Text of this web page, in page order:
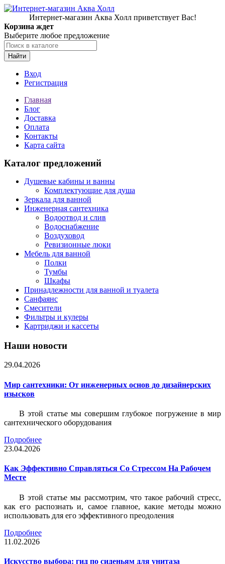
Интернет-магазин Аква Холл приветствует Вас!
Корзина ждет
Выберите любое предложение
Найти
Вход
Регистрация
Главная
Блог
Доставка
Оплата
Контакты
Карта сайта
Каталог предложений
Душевые кабины и ванны
Комплектующие для душа
Зеркала для ванной
Инженерная сантехника
Водоотвод и слив
Водоснабжение
Воздуховод
Ревизионные люки
Мебель для ванной
Полки
Тумбы
Шкафы
Принадлежности для ванной и туалета
Санфаянс
Смесители
Фильтры и кулеры
Картриджи и кассеты
Наши новости
29.04.2026
Мир сантехники: От инженерных основ до дизайнерских
изысков
В этой статье мы совершим глубокое погружение в мир
сантехнического оборудования
Подробнее
23.04.2026
Как Эффективно Справляться Со Стрессом На Рабочем
Месте
В этой статье мы рассмотрим, что такое рабочий стресс,
как его распознать и, самое главное, какие методы можно
использовать для его эффективного преодоления
Подробнее
11.02.2026
Искусство выбора: гид по сиденьям для унитаза